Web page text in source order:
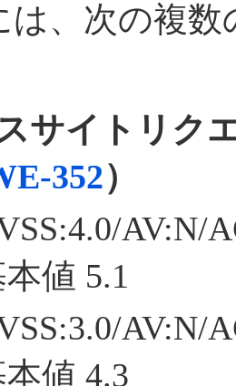
は、次の複
サイトリク
352）
AV:N/
値 5.1
AV:N/
値 4.3